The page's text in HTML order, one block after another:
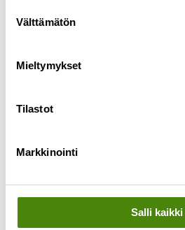
valinta
Välttämätön
Mieltymykset
Tilastot
Markkinointi
Salli kaikki
levitetään nurmikolle. Mutta
kevennettäisiin myös jätteen
Lue lisää »